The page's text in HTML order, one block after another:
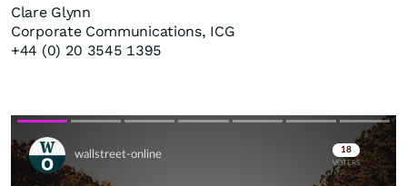
Clare Glynn
Corporate Communications, ICG
+44 (0) 20 3545 1395
Skip